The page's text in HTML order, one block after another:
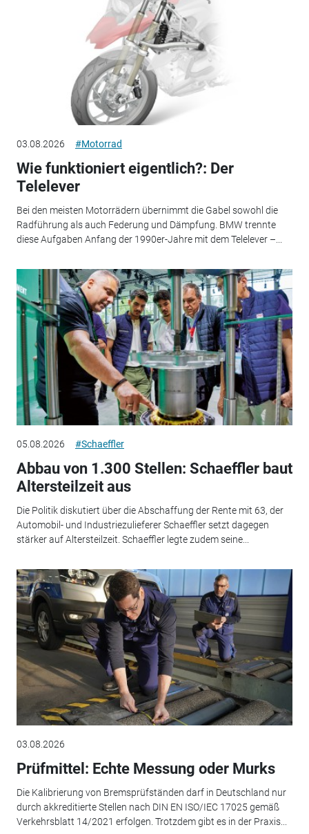
03.08.2026 #Motorrad
Wie funktioniert eigentlich?: Der
Telelever
Bei den meisten Motorrädern übernimmt die Gabel sowohl die
Radführung als auch Federung und Dämpfung. BMW trennte
diese Aufgaben Anfang der 1990er-Jahre mit dem Telelever –...
05.08.2026 #Schaeffler
Abbau von 1.300 Stellen: Schaeffler baut
Altersteilzeit aus
Die Politik diskutiert über die Abschaffung der Rente mit 63, der
Automobil- und Industriezulieferer Schaeffler setzt dagegen
stärker auf Altersteilzeit. Schaeffler legte zudem seine...
03.08.2026
Prüfmittel: Echte Messung oder Murks
Die Kalibrierung von Bremsprüfständen darf in Deutschland nur
durch akkreditierte Stellen nach DIN EN ISO/IEC 17025 gemäß
Verkehrsblatt 14/2021 erfolgen. Trotzdem gibt es in der Praxis...